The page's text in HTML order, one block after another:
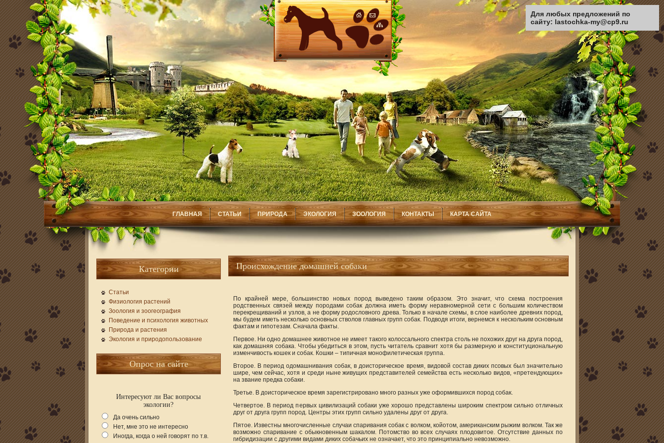
ГЛАВНАЯ СТАТЬИ ПРИРОДА ЭКОЛОГИЯ ЗООЛОГИЯ КОНТАКТЫ КАРТА САЙТА
Категории
Статьи
Физиология растений
Зоология и зоогеография
Поведение и психология животных
Природа и растения
Экология и природопользование
Опрос на сайте
Интересуют ли Вас вопросы
экологии?
Да очень сильно
Нет, мне это не интересно
Иногда, когда о ней говорят по т.в.
Происхождение домашней собаки
По крайней мере, большинство новых пород выведено таким образом. Это значит, что схема построения
родственных связей между породами собак должна иметь форму неравномерной сети с большим количеством
перекрещиваний и узлов, а не форму родословного древа. Только в начале схемы, в слое наиболее древних пород,
мы будем иметь несколько основных стволов главных групп собак. Подводя итоги, вернемся к нескольким основным
фактам и гипотезам. Сначала факты.
Первое. Ни одно домашнее животное не имеет такого колоссального спектра столь не похожих друг на друга пород,
как домашняя собака. Чтобы убедиться в этом, пусть читатель сравнит хотя бы размерную и конституциональную
изменчивость кошек и собак. Кошки – типичная монофилетическая группа.
Второе. В период одомашнивания собак, в доисторическое время, видовой состав диких псовых был значительно
шире, чем сейчас, хотя и среди ныне живущих представителей семейства есть несколько видов, «претендующих»
на звание предка собаки.
Третье. В доисторическое время зарегистрировано много разных уже оформившихся пород собак.
Четвертое. В период первых цивилизаций собаки уже хорошо представлены широким спектром сильно отличных
друг от друга групп пород. Центры этих групп сильно удалены друг от друга.
Пятое. Известны многочисленные случаи спаривания собак с волком, койотом, американским рыжим волком. Так же
возможно спаривание с обыкновенным шакалом. Потомство во всех случаях плодовитое. Отсутствие данных по
гибридизации с другими видами диких собачьих не означает, что это принципиально невозможно.
Для любых предложений по
сайту: lastochka-my@cp9.ru